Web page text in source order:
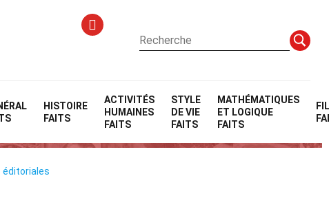
HISTOIRE
FAITS
ACTIVITÉS
HUMAINES
FAITS
STYLE
DE VIE
FAITS
MATHÉMATIQUES
ET LOGIQUE
FAITS
éditoriales